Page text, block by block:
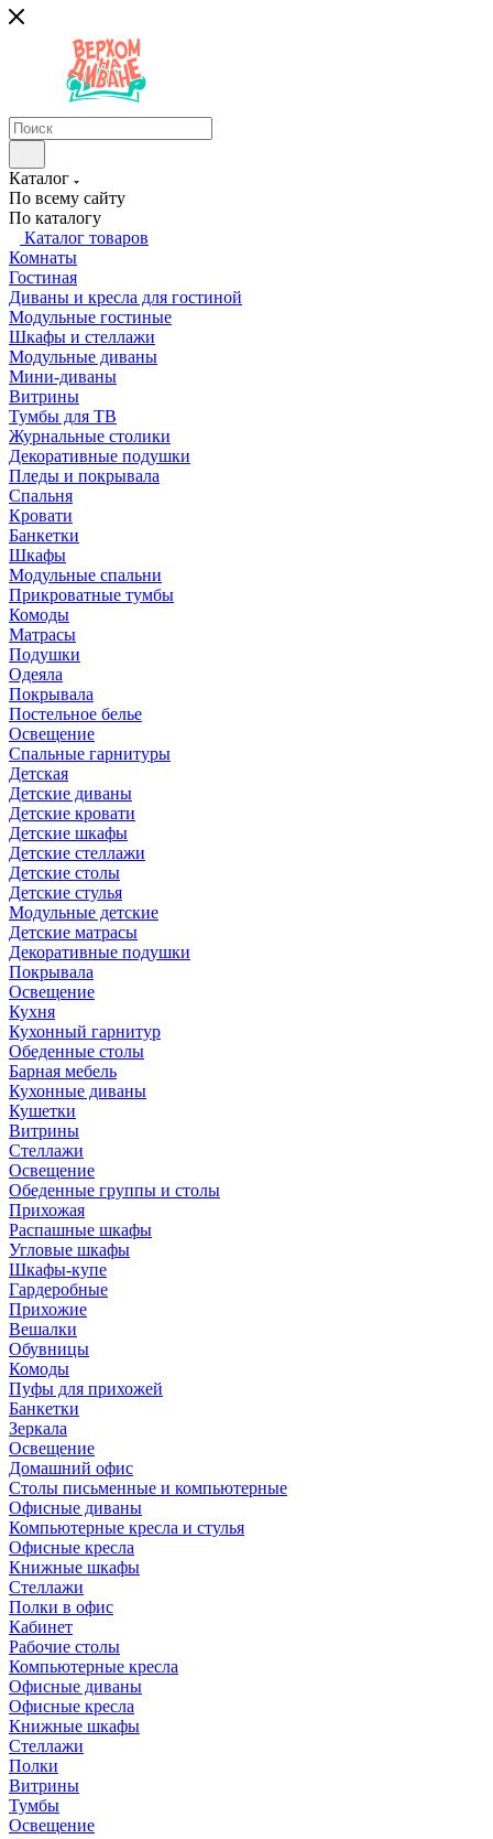
Каталог
По всему сайту
По каталогу
Каталог товаров
Комнаты
Гостиная
Диваны и кресла для гостиной
Модульные гостиные
Шкафы и стеллажи
Модульные диваны
Мини-диваны
Витрины
Тумбы для ТВ
Журнальные столики
Декоративные подушки
Пледы и покрывала
Спальня
Кровати
Банкетки
Шкафы
Модульные спальни
Прикроватные тумбы
Комоды
Матрасы
Подушки
Одеяла
Покрывала
Постельное белье
Освещение
Спальные гарнитуры
Детская
Детские диваны
Детские кровати
Детские шкафы
Детские стеллажи
Детские столы
Детские стулья
Модульные детские
Детские матрасы
Декоративные подушки
Покрывала
Освещение
Кухня
Кухонный гарнитур
Обеденные столы
Барная мебель
Кухонные диваны
Кушетки
Витрины
Стеллажи
Освещение
Обеденные группы и столы
Прихожая
Распашные шкафы
Угловые шкафы
Шкафы-купе
Гардеробные
Прихожие
Вешалки
Обувницы
Комоды
Пуфы для прихожей
Банкетки
Зеркала
Освещение
Домашний офис
Столы письменные и компьютерные
Офисные диваны
Компьютерные кресла и стулья
Офисные кресла
Книжные шкафы
Стеллажи
Полки в офис
Кабинет
Рабочие столы
Компьютерные кресла
Офисные диваны
Офисные кресла
Книжные шкафы
Стеллажи
Полки
Витрины
Тумбы
Освещение